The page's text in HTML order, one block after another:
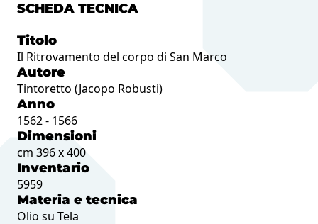
SCHEDA TECNICA
Titolo
Il Ritrovamento del corpo di San Marco
Autore
Tintoretto (Jacopo Robusti)
Anno
1562 - 1566
Dimensioni
cm 396 x 400
Inventario
5959
Materia e tecnica
Olio su Tela